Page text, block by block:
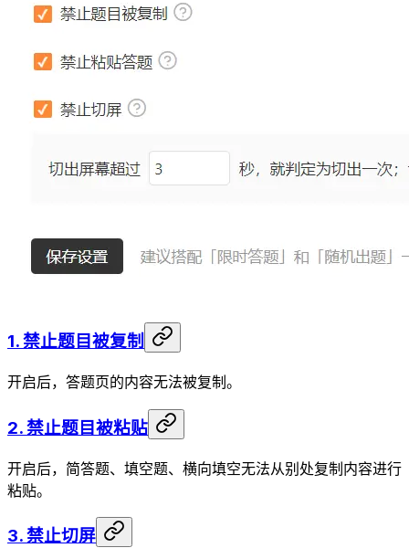
1. 禁止题目被复制
开启后，答题页的内容无法被复制。
2. 禁止题目被粘贴
开启后，简答题、填空题、横向填空无法从别处复制内容进行
粘贴。
3. 禁止切屏